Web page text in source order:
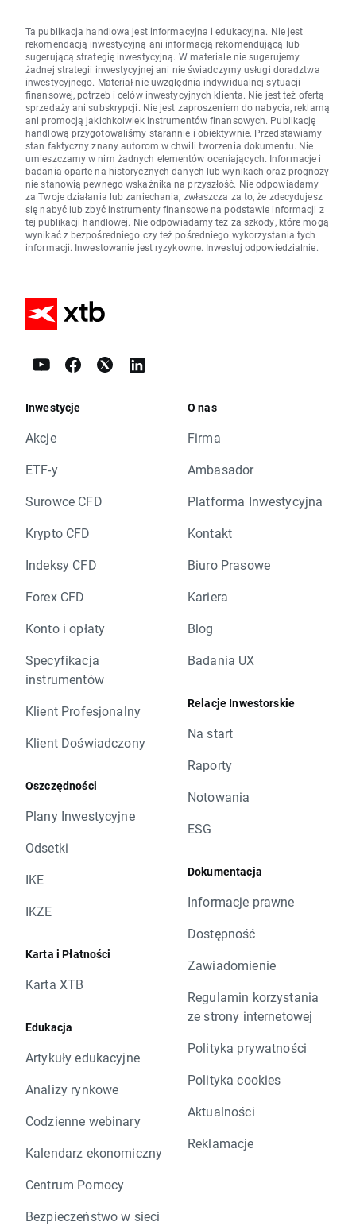
Ta publikacja handlowa jest informacyjna i edukacyjna. Nie jest
rekomendacją inwestycyjną ani informacją rekomendującą lub
sugerującą strategię inwestycyjną. W materiale nie sugerujemy
żadnej strategii inwestycyjnej ani nie świadczymy usługi doradztwa
inwestycyjnego. Materiał nie uwzględnia indywidualnej sytuacji
finansowej, potrzeb i celów inwestycyjnych klienta. Nie jest też ofertą
sprzedaży ani subskrypcji. Nie jest zaproszeniem do nabycia, reklamą
ani promocją jakichkolwiek instrumentów finansowych. Publikację
handlową przygotowaliśmy starannie i obiektywnie. Przedstawiamy
stan faktyczny znany autorom w chwili tworzenia dokumentu. Nie
umieszczamy w nim żadnych elementów oceniających. Informacje i
badania oparte na historycznych danych lub wynikach oraz prognozy
nie stanowią pewnego wskaźnika na przyszłość. Nie odpowiadamy
za Twoje działania lub zaniechania, zwłaszcza za to, że zdecydujesz
się nabyć lub zbyć instrumenty finansowe na podstawie informacji z
tej publikacji handlowej. Nie odpowiadamy też za szkody, które mogą
wynikać z bezpośredniego czy też pośredniego wykorzystania tych
informacji. Inwestowanie jest ryzykowne. Inwestuj odpowiedzialnie.
Inwestycje
Akcje
ETF-y
Surowce CFD
Krypto CFD
Indeksy CFD
Forex CFD
Konto i opłaty
Specyfikacja
instrumentów
Klient Profesjonalny
Klient Doświadczony
Oszczędności
Plany Inwestycyjne
Odsetki
IKE
IKZE
Karta i Płatności
Karta XTB
Edukacja
Artykuły edukacyjne
Analizy rynkowe
Codzienne webinary
Kalendarz ekonomiczny
Centrum Pomocy
Bezpieczeństwo w sieci
O nas
Firma
Ambasador
Platforma Inwestycyjna
Kontakt
Biuro Prasowe
Kariera
Blog
Badania UX
Relacje Inwestorskie
Na start
Raporty
Notowania
ESG
Dokumentacja
Informacje prawne
Dostępność
Zawiadomienie
Regulamin korzystania
ze strony internetowej
Polityka prywatności
Polityka cookies
Aktualności
Reklamacje